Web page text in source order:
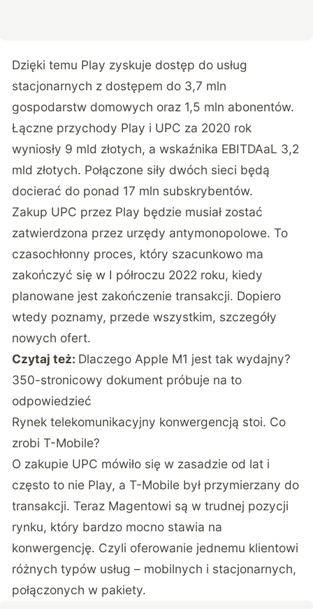
Dzięki temu Play zyskuje dostęp do usług
stacjonarnych z dostępem do 3,7 mln
gospodarstw domowych oraz 1,5 mln abonentów.
Łączne przychody Play i UPC za 2020 rok
wyniosły 9 mld złotych, a wskaźnika EBITDAaL 3,2
mld złotych. Połączone siły dwóch sieci będą
docierać do ponad 17 mln subskrybentów.
Zakup UPC przez Play będzie musiał zostać
zatwierdzona przez urzędy antymonopolowe. To
czasochłonny proces, który szacunkowo ma
zakończyć się w I półroczu 2022 roku, kiedy
planowane jest zakończenie transakcji. Dopiero
wtedy poznamy, przede wszystkim, szczegóły
nowych ofert.
Czytaj też: Dlaczego Apple M1 jest tak wydajny?
350-stronicowy dokument próbuje na to
odpowiedzieć
Rynek telekomunikacyjny konwergencją stoi. Co
zrobi T-Mobile?
O zakupie UPC mówiło się w zasadzie od lat i
często to nie Play, a T-Mobile był przymierzany do
transakcji. Teraz Magentowi są w trudnej pozycji
rynku, który bardzo mocno stawia na
konwergencję. Czyli oferowanie jednemu klientowi
różnych typów usług – mobilnych i stacjonarnych,
połączonych w pakiety.